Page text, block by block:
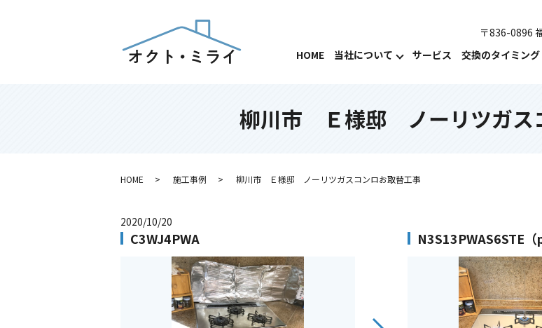
HOME 当社について サービス 交換のタイミング
〒836-0896
柳川市 Ｅ様邸 ノーリツガス
HOME 施工事例 柳川市 Ｅ様邸 ノーリツガスコンロお取替工事
2020/10/20
C3WJ4PWA N3S13PWAS6STE（